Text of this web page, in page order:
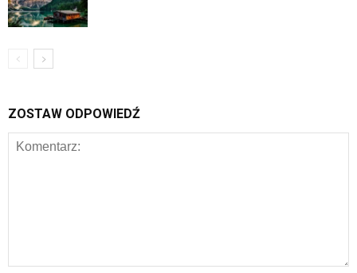
ZOSTAW ODPOWIEDŹ